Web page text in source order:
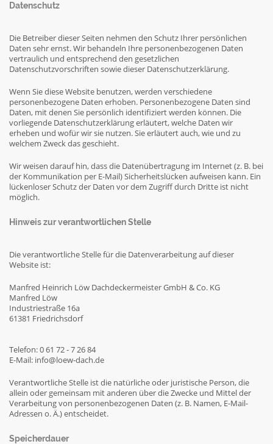
Datenschutz
Die Betreiber dieser Seiten nehmen den Schutz Ihrer persönlichen
Daten sehr ernst. Wir behandeln Ihre personenbezogenen Daten
vertraulich und entsprechend den gesetzlichen
Datenschutzvorschriften sowie dieser Datenschutzerklärung.
Wenn Sie diese Website benutzen, werden verschiedene
personenbezogene Daten erhoben. Personenbezogene Daten sind
Daten, mit denen Sie persönlich identifiziert werden können. Die
vorliegende Datenschutzerklärung erläutert, welche Daten wir
erheben und wofür wir sie nutzen. Sie erläutert auch, wie und zu
welchem Zweck das geschieht.
Wir weisen darauf hin, dass die Datenübertragung im Internet (z. B. bei
der Kommunikation per E-Mail) Sicherheitslücken aufweisen kann. Ein
lückenloser Schutz der Daten vor dem Zugriff durch Dritte ist nicht
möglich.
Hinweis zur verantwortlichen Stelle
Die verantwortliche Stelle für die Datenverarbeitung auf dieser
Website ist:
Manfred Heinrich Löw Dachdeckermeister GmbH & Co. KG
Manfred Löw
Industriestraße 16a
61381 Friedrichsdorf
Telefon: 0 61 72 - 7 26 84
E-Mail: info@loew-dach.de
Verantwortliche Stelle ist die natürliche oder juristische Person, die
allein oder gemeinsam mit anderen über die Zwecke und Mittel der
Verarbeitung von personenbezogenen Daten (z. B. Namen, E-Mail-
Adressen o. Ä.) entscheidet.
Speicherdauer